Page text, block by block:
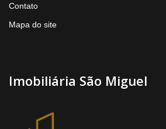
Contato
Mapa do site
Imobiliária São Miguel